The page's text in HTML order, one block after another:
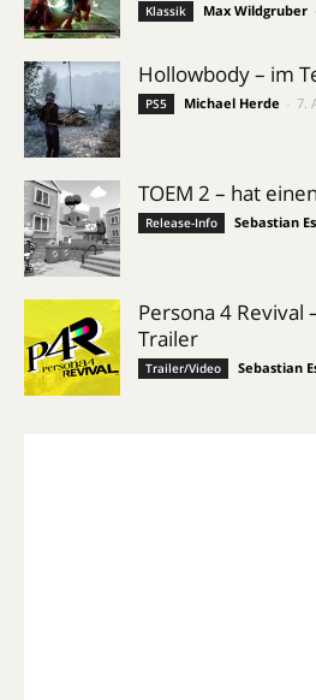
Klassik Max Wildgruber
Hollowbody – im
PS5 Michael Herde 7.
TOEM 2 – hat
Release-Info Sebastian
Persona 4 Revival
Trailer
Trailer/Video Sebastian